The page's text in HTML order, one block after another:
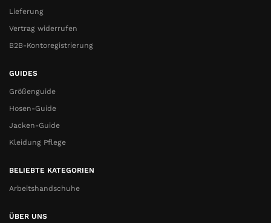
Lieferung
Vertrag widerrufen
B2B-Kontoregistrierung
GUIDES
Größenguide
Hosen-Guide
Jacken-Guide
Kleidung Pflege
BELIEBTE KATEGORIEN
Arbeitshandschuhe
ÜBER UNS